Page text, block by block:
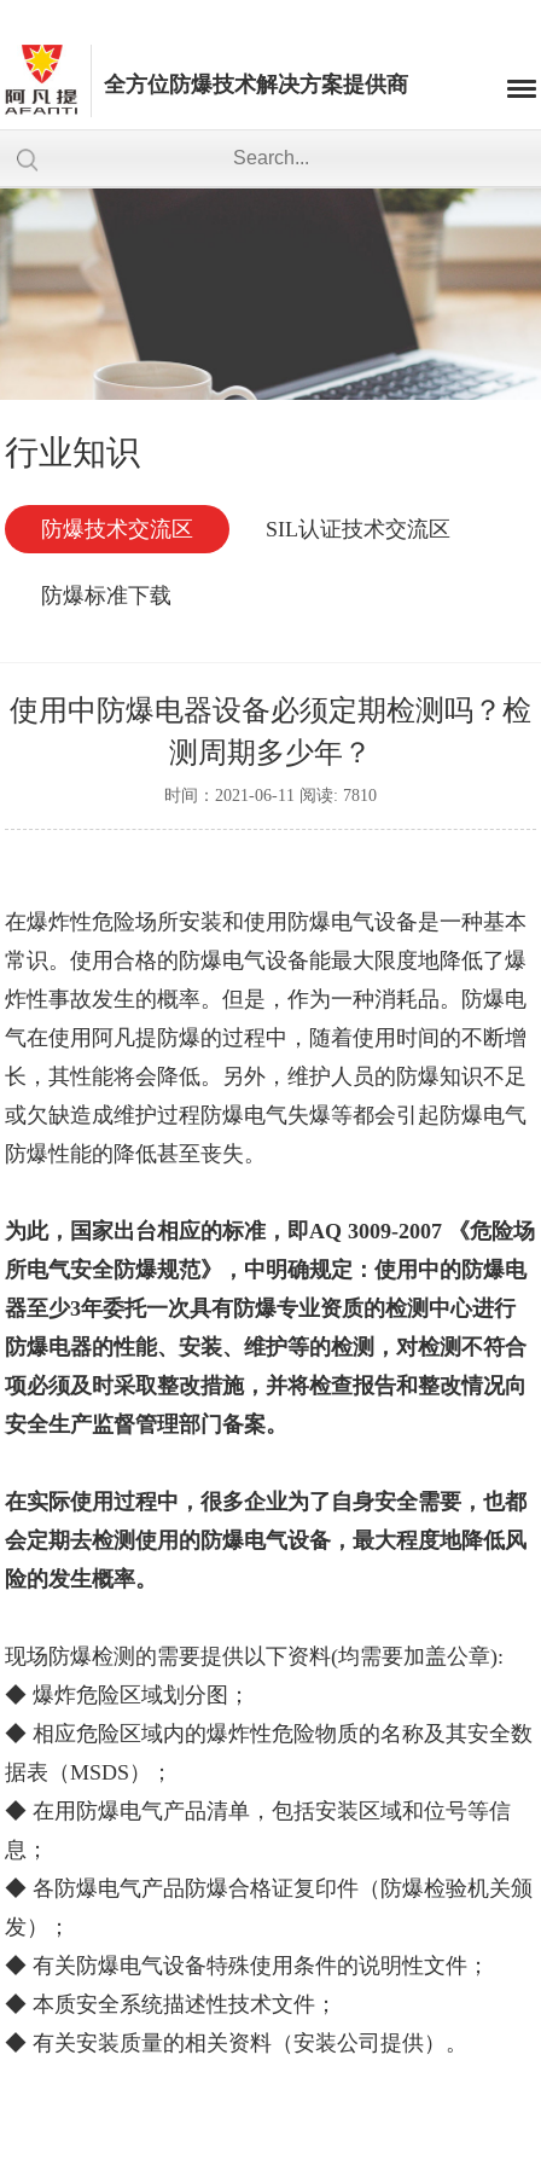
全方位防爆技术解决方案提供商
行业知识
防爆技术交流区 SIL认证技术交流区
防爆标准下载
使用中防爆电器设备必须定期检测吗？检
测周期多少年？
时间：2021-06-11 阅读: 7810
在爆炸性危险场所安装和使用防爆电气设备是一种基本
常识。使用合格的防爆电气设备能最大限度地降低了爆
炸性事故发生的概率。但是，作为一种消耗品。防爆电
气在使用 阿凡提防爆的过程中，随着使用时间的不断增
长，其性能将会降低。另外，维护人员的防爆知识不足
或欠缺造成维护过程防爆电气失爆等都会引起防爆电气
防爆性能的降低甚至丧失。
为此，国家出台相应的标准，即AQ 3009-2007 《危险场
所电气安全防爆规范》，中明确规定：使用中的防爆电
器至少3年委托一次具有防爆专业资质的检测中心进行
防爆电器的性能、安装、维护等的检测，对检测不符合
项必须及时采取整改措施，并将检查报告和整改情况向
安全生产监督管理部门备案。
在实际使用过程中，很多企业为了自身安全需要，也都
会定期去检测使用的防爆电气设备，最大程度地降低风
险的发生概率。
现场防爆检测的需要提供以下资料(均需要加盖公章):
◆ 爆炸危险区域划分图；
◆ 相应危险区域内的爆炸性危险物质的名称及其安全数
据表（MSDS）；
◆ 在用防爆电气产品清单，包括安装区域和位号等信
息；
◆ 各防爆电气产品防爆合格证复印件（防爆检验机关颁
发）；
◆ 有关防爆电气设备特殊使用条件的说明性文件；
◆ 本质安全系统描述性技术文件；
◆ 有关安装质量的相关资料（安装公司提供）。